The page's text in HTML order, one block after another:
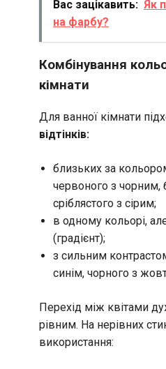
Вас зацікавить: Як
на фарбу?
Комбінування
кімнати
Для ванної кімнати
відтінків:
близьких за
червоного з чорним,
сріблястого з сірим;
в одному кольорі,
(градієнт);
з сильним
синім, чорного з
Перехід між квітами
рівним. На нерівних
використання: